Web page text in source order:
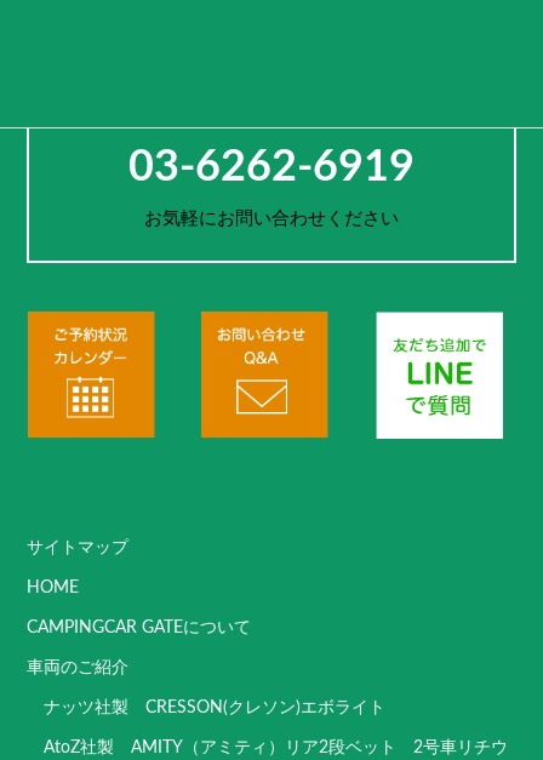
03-6262-6919
お気軽にお問い合わせください
サイトマップ
HOME
CAMPINGCAR GATEについて
車両のご紹介
ナッツ社製 CRESSON(クレソン)エボライト
AtoZ社製 AMITY（アミティ）リア2段ベット 2号車リチウ